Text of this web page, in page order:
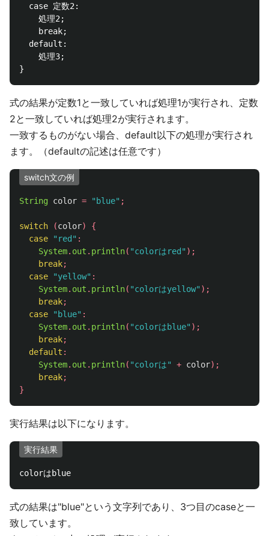
  case 定数2:
    処理2;
    break;
  default:
    処理3;
式の結果が定数1と一致していれば処理1が実行され、定数
2と一致していれば処理2が実行されます。
一致するものがない場合、default以下の処理が実行され
ます。（defaultの記述は任意です）
switch文の例
String color = "blue" ;
switch (color)
{
case
"red" :
System. out . println( "colorはred" );
break;
case
"yellow" :
System. out . println( "colorはyellow" );
break;
case
"blue" :
System. out . println( "colorはblue" );
break;
default :
System. out . println( "colorは" + color);
break;
}
実行結果は以下になります。
実行結果
式の結果は"blue"という文字列であり、3つ目のcaseと一
致しています。